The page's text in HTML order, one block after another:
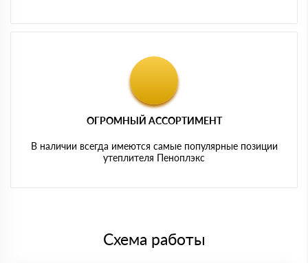
ОГРОМНЫЙ АССОРТИМЕНТ
В наличии всегда имеются самые популярные позиции
утеплителя Пеноплэкс
Схема работы